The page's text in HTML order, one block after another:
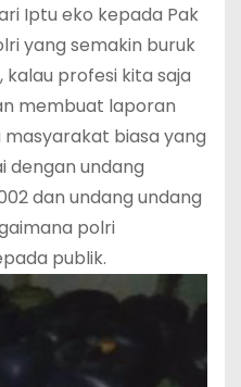
Iptu eko kepada Pak
yang semakin buruk
profesi kita saja
membuat laporan
biasa yang
dengan undang
dan undang undang
polri
publik.